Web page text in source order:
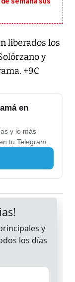
liberados los
y
+9C
en
y lo más
tu Telegram.